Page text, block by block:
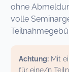
ohne
volle
Achtung: Mit
für eine/n